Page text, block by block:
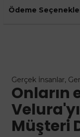
Ödeme
Gerçek İnsanlar,
Onların
Müşteri